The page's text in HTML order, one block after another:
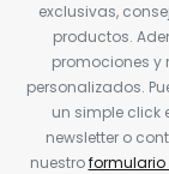
exclusivas,
productos.
promociones y
personalizados.
un simple click
newsletter o
nuestro